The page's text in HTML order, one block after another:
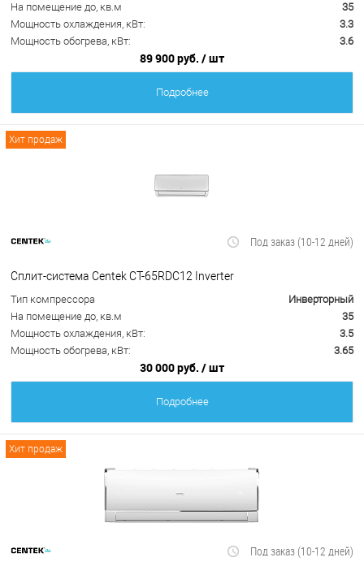
На помещение до, кв.м
35
Мощность охлаждения, кВт:
3.3
Мощность обогрева, кВт:
3.6
89 900 руб. / шт
Подробнее
Хит продаж
Под заказ (10-12 дней)
Сплит-система Centek CT-65RDC12 Inverter
Тип компрессора
Инверторный
На помещение до, кв.м
35
Мощность охлаждения, кВт:
3.5
Мощность обогрева, кВт:
3.65
30 000 руб. / шт
Подробнее
Хит продаж
Под заказ (10-12 дней)